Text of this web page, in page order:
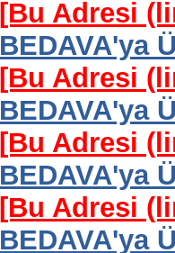
[Bu Adresi
BEDAVA'ya
[Bu Adresi
BEDAVA'ya
[Bu Adresi
BEDAVA'ya
[Bu Adresi
BEDAVA'ya